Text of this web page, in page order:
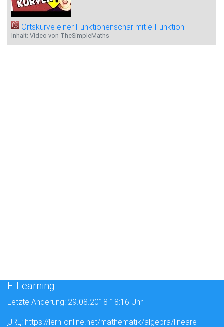
Ortskurve einer Funktionenschar mit e-Funktion
Inhalt: Video von TheSimpleMaths
E-Learning
Letzte Änderung: 29.08.2018 18:16 Uhr
URL: https://lern-online.net/mathematik/algebra/lineare-